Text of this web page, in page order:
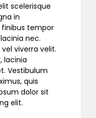
scelerisque
in
tempor
nec.
viverra velit.
lacinia
Vestibulum
quis
dolor sit
elit.